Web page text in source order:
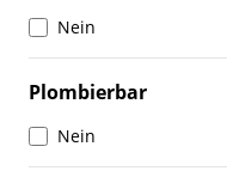
Nein
Plombierbar
Nein